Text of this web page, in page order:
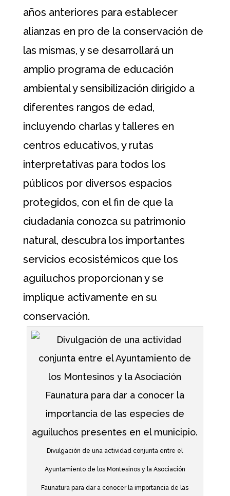
años anteriores para establecer
alianzas en pro de la conservación de
las mismas, y se desarrollará un
amplio programa de educación
ambiental y sensibilización dirigido a
diferentes rangos de edad,
incluyendo charlas y talleres en
centros educativos, y rutas
interpretativas para todos los
públicos por diversos espacios
protegidos, con el fin de que la
ciudadanía conozca su patrimonio
natural, descubra los importantes
servicios ecosistémicos que los
aguiluchos proporcionan y se
implique activamente en su
conservación.
Divulgación de una actividad conjunta entre el
Ayuntamiento de los Montesinos y la Asociación
Faunatura para dar a conocer la importancia de las